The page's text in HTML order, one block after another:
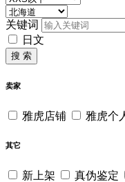
关键词
日文
搜 索
卖家
雅虎店铺 雅虎个
其它
新上架 真伪鉴定